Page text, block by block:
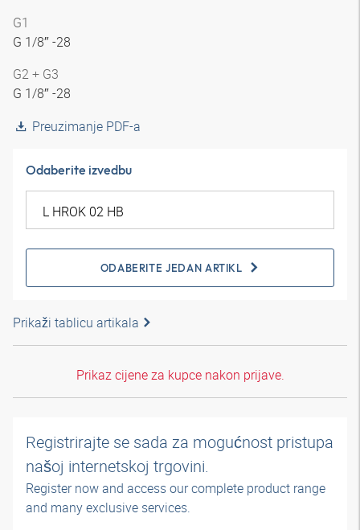
G1
G 1/8″ -28
G2 + G3
G 1/8″ -28
Preuzimanje PDF-a
Odaberite izvedbu
ODABERITE JEDAN ARTIKL
Prikaži tablicu artikala
Prikaz cijene za kupce nakon prijave.
Registrirajte se sada za mogućnost pristupa
našoj internetskoj trgovini.
Register now and access our complete product range
and many exclusive services.